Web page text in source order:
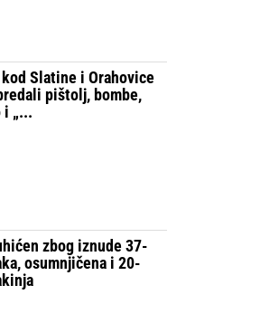
Slatine i Orahovice
pištolj, bombe,
„...
zbog iznude 37-
osumnjičena i 20-